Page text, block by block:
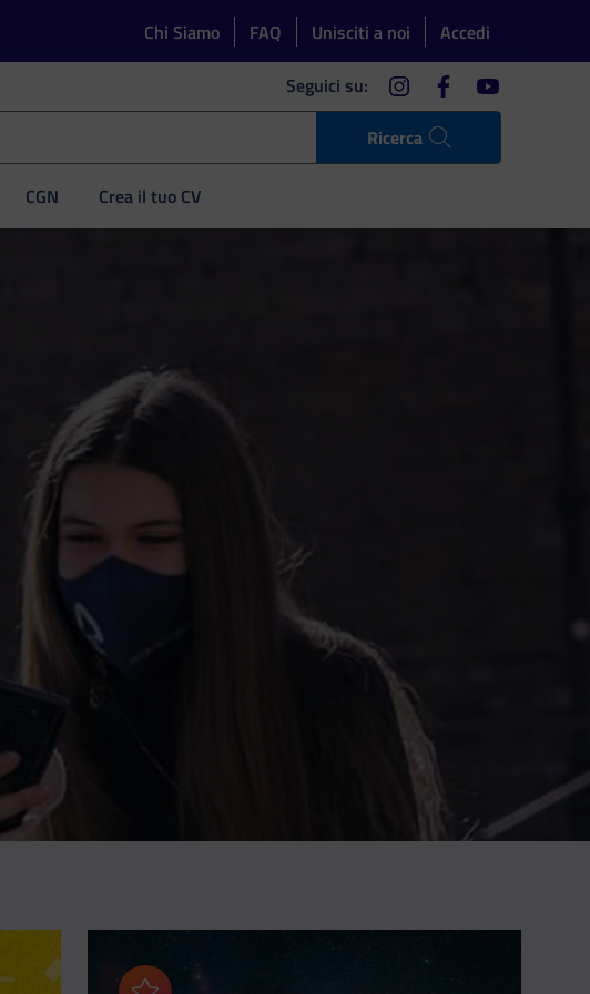
Chi Siamo FAQ Unisciti a noi Accedi
Ricerca
Seguici su: instagramfacebookyoutube
CGN Crea il tuo CV